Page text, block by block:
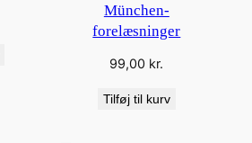
München-
forelæsninger
99,00 kr.
Tilføj til kurv